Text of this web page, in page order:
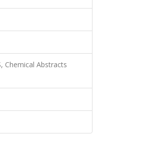
Chemical Abstracts